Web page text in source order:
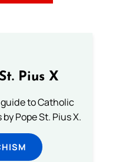
Pius X
to Catholic
Pope St. Pius X.